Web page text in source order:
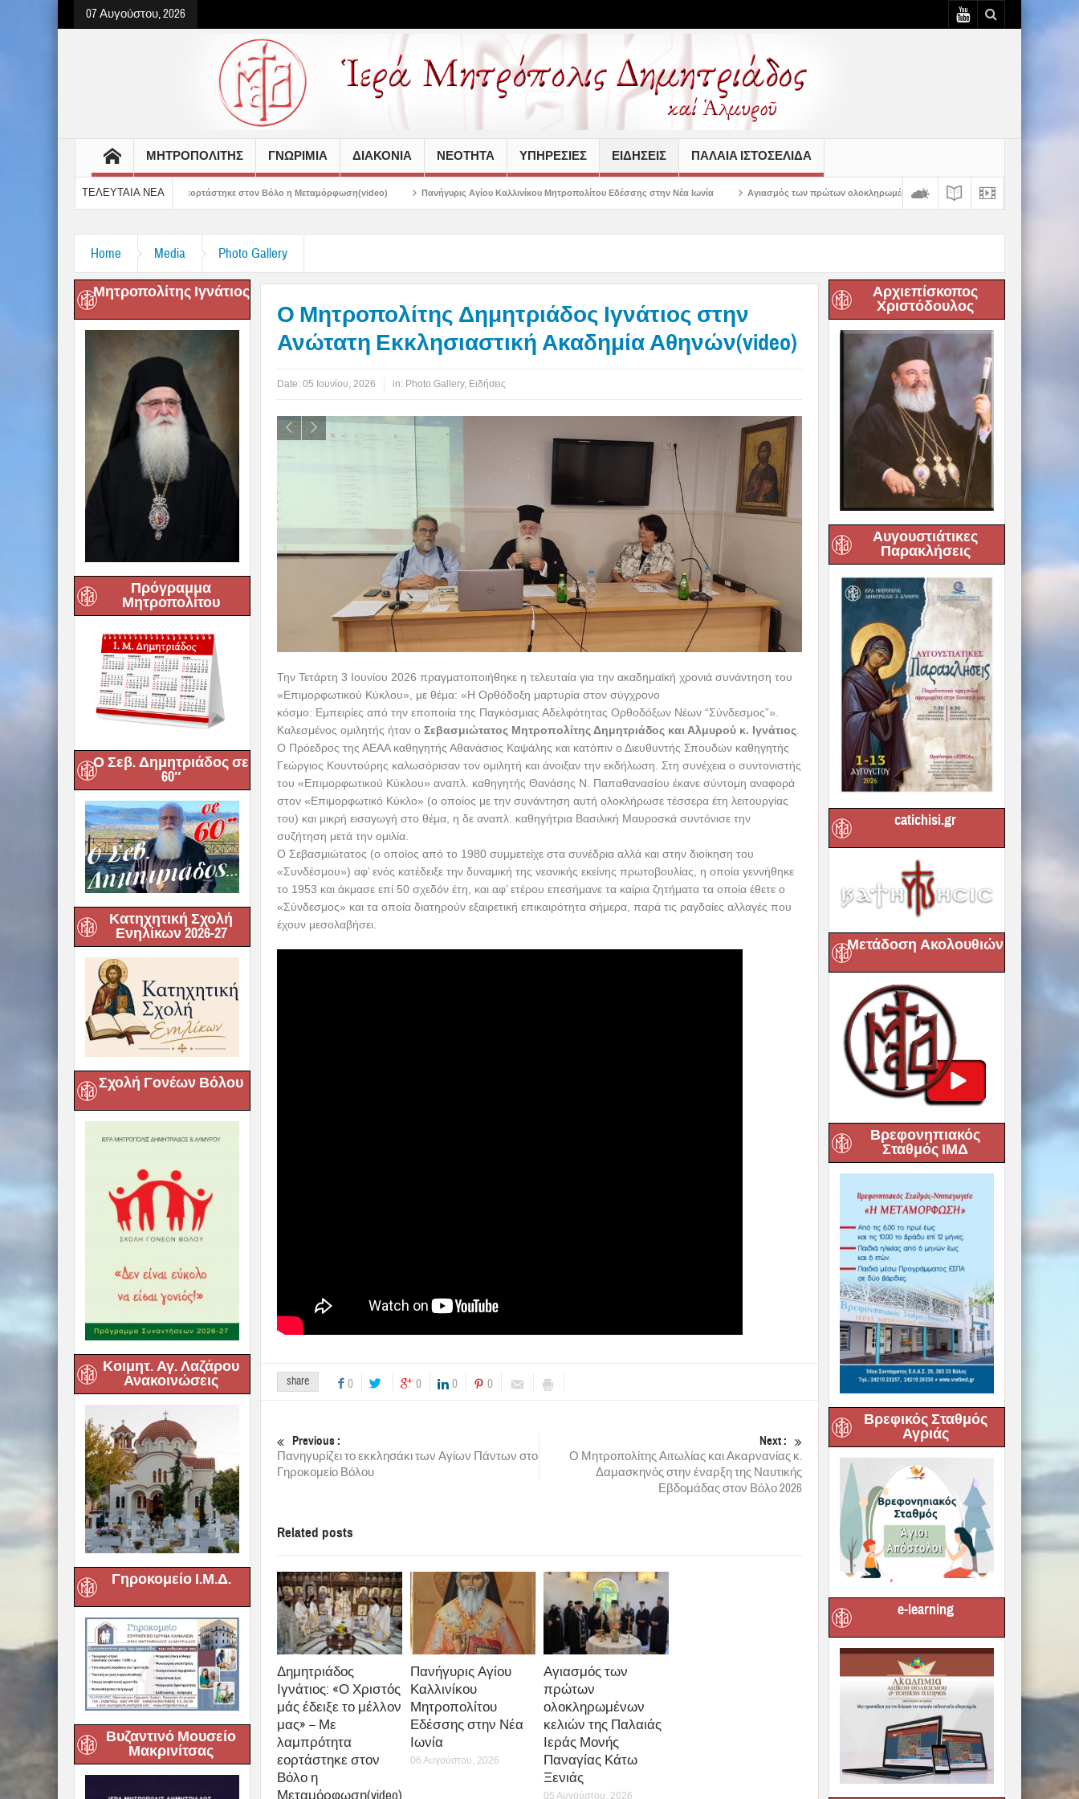
07 Αυγούστου, 2026
ΜΗΤΡΟΠΟΛΙΤΗΣ ΓΝΩΡΙΜΙΑ ΔΙΑΚΟΝΙΑ ΝΕΟΤΗΤΑ ΥΠΗΡΕΣΙΕΣ ΕΙΔΗΣΕΙΣ ΠΑΛΑΙΆ ΙΣΤΟΣΕΛΊΔΑ
ΤΕΛΕΥΤΑΙΑ ΝΕΑ
μας» – Με λαμπρότητα εορτάστηκε στον Βόλο η Μεταμόρφωση(video) Πανήγυρις Αγίου Καλλινίκου Μητροπολίτου Εδέσσης στην Νέα Ιωνία Αγιασμός των πρώτων ολοκληρωμένων κελιών της Παλαιάς Ιεράς Μονής Παναγίας Κάτω Ξενιάς
Home Media Photo Gallery
Μητροπολίτης Ιγνάτιος
Πρόγραμμα
Μητροπολίτου
Ο Σεβ. Δημητριάδος σε
60″
Κατηχητική Σχολή
Ενηλίκων 2026-27
Σχολή Γονέων Βόλου
Κοιμητ. Αγ. Λαζάρου
Ανακοινώσεις
Γηροκομείο Ι.Μ.Δ.
Βυζαντινό Μουσείο
Μακρινίτσας
Ο Μητροπολίτης Δημητριάδος Ιγνάτιος στην
Ανώτατη Εκκλησιαστική Ακαδημία Αθηνών(video)
Date: 05 Ιουνίου, 2026 in: Photo Gallery, Ειδήσεις
Την Τετάρτη 3 Ιουνίου 2026 πραγματοποιήθηκε η τελευταία για την ακαδημαϊκή χρονιά συνάντηση του
«Επιμορφωτικού Κύκλου», με θέμα: «Η Ορθόδοξη μαρτυρία στον σύγχρονο
κόσμο: Εμπειρίες από την εποποιία της Παγκόσμιας Αδελφότητας Ορθοδόξων Νέων “Σύνδεσμος”».
Καλεσμένος ομιλητής ήταν ο Σεβασμιώτατος Μητροπολίτης Δημητριάδος και Αλμυρού κ. Ιγνάτιος.
Ο Πρόεδρος της ΑΕΑΑ καθηγητής Αθανάσιος Καψάλης και κατόπιν ο Διευθυντής Σπουδών καθηγητής
Γεώργιος Κουντούρης καλωσόρισαν τον ομιλητή και άνοιξαν την εκδήλωση. Στη συνέχεια ο συντονιστής
του «Επιμορφωτικού Κύκλου» αναπλ. καθηγητής Θανάσης Ν. Παπαθανασίου έκανε σύντομη αναφορά
στον «Επιμορφωτικό Κύκλο» (ο οποίος με την συνάντηση αυτή ολοκλήρωσε τέσσερα έτη λειτουργίας
του) και μικρή εισαγωγή στο θέμα, η δε αναπλ. καθηγήτρια Βασιλική Μαυροσκά συντόνισε την
συζήτηση μετά την ομιλία.
Ο Σεβασμιώτατος (ο οποίος από το 1980 συμμετείχε στα συνέδρια αλλά και στην διοίκηση του
«Συνδέσμου») αφ’ ενός κατέδειξε την δυναμική της νεανικής εκείνης πρωτοβουλίας, η οποία γεννήθηκε
το 1953 και άκμασε επί 50 σχεδόν έτη, και αφ’ ετέρου επεσήμανε τα καίρια ζητήματα τα οποία έθετε ο
«Σύνδεσμος» και τα οποία διατηρούν εξαιρετική επικαιρότητα σήμερα, παρά τις ραγδαίες αλλαγές που
έχουν μεσολαβήσει.
share 0 0 0 0
Previous :
Πανηγυρίζει το εκκλησάκι των Αγίων Πάντων στο
Γηροκομείο Βόλου
Next :
Ο Μητροπολίτης Αιτωλίας και Ακαρνανίας κ.
Δαμασκηνός στην έναρξη της Ναυτικής
Εβδομάδας στον Βόλο 2026
Related posts
Δημητριάδος
Ιγνάτιος: «Ο Χριστός
μάς έδειξε το μέλλον
μας» – Με
λαμπρότητα
εορτάστηκε στον
Βόλο η
Μεταμόρφωση(video)
Πανήγυρις Αγίου
Καλλινίκου
Μητροπολίτου
Εδέσσης στην Νέα
Ιωνία
06 Αυγούστου, 2026
Αγιασμός των
πρώτων
ολοκληρωμένων
κελιών της Παλαιάς
Ιεράς Μονής
Παναγίας Κάτω
Ξενιάς
05 Αυγούστου, 2026
Αρχιεπίσκοπος
Χριστόδουλος
Αυγουστιάτικες
Παρακλήσεις
catichisi.gr
Μετάδοση Ακολουθιών
Βρεφονηπιακός
Σταθμός ΙΜΔ
Βρεφικός Σταθμός
Αγριάς
e-learning